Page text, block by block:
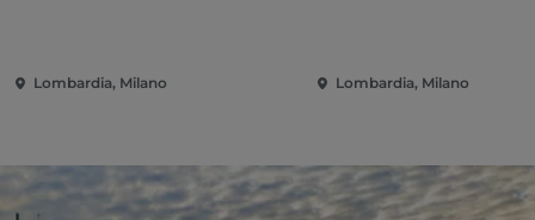
Lombardia, Milano Lombardia, Milano